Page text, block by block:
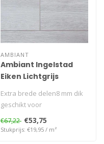
AMBIANT
Ambiant Ingelstad
Eiken Lichtgrijs
Extra brede delen8 mm dik
geschikt voor
vloerverwarming
€67,22 €53,75
Stukprijs: €19,95 / m²